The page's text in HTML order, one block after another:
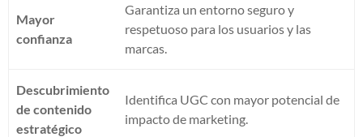
Mayor
confianza
Garantiza un entorno seguro y
respetuoso para los usuarios y las
marcas.
Descubrimiento
de contenido
estratégico
Identifica UGC con mayor potencial de
impacto de marketing.